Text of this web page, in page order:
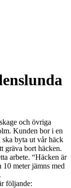
och övriga
Kunden bor i en
byta ut vår häck
gräva bort häcken.
arbete. “Häcken är
meter jämns med
följande: